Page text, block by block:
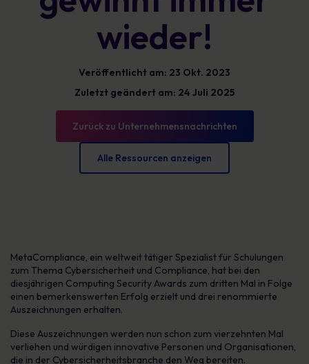
wieder!
Veröffentlicht am: 23 Okt. 2023
Zuletzt geändert am: 24 Juli 2025
Zurück zu Unternehmensnachrichten
Alle Ressourcen anzeigen
MetaCompliance, ein weltweit tätiger Spezialist für Schulungen
zum Thema Cybersicherheit und Compliance, hat bei den
diesjährigen Computing Security Awards zum dritten Mal in Folge
einen bemerkenswerten Erfolg erzielt und drei renommierte
Auszeichnungen erhalten.
Diese Auszeichnungen werden nun schon zum vierzehnten Mal
verliehen und würdigen innovative Personen und Organisationen,
die in der Cybersicherheitsbranche den Weg bereiten.